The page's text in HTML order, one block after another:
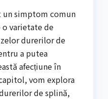
un simptom comun
o varietate de
durerilor de
a putea
afecțiune în
vom explora
de splină,